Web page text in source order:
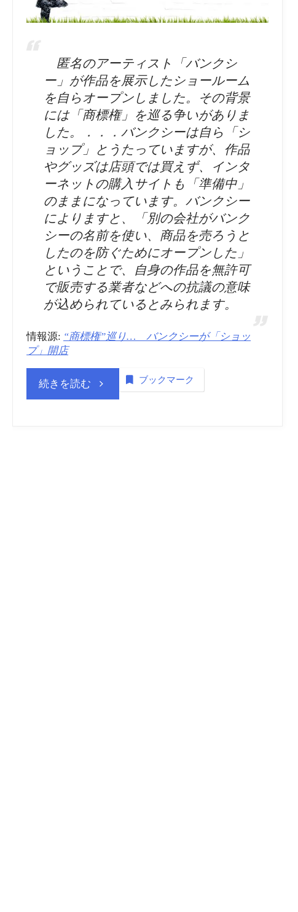
匿名のアーティスト「バンクシ
ー」が作品を展示したショールーム
を自らオープンしました。その背景
には「商標権」を巡る争いがありま
した。．．．バンクシーは自ら「シ
ョップ」とうたっていますが、作品
やグッズは店頭では買えず、インタ
ーネットの購入サイトも「準備中」
のままになっています。バンクシー
によりますと、「別の会社がバンク
シーの名前を使い、商品を売ろうと
したのを防ぐためにオープンした」
ということで、自身の作品を無許可
で販売する業者などへの抗議の意味
が込められているとみられます。
情報源: “商標権”巡り… バンクシーが「ショッ
プ」開店
続きを読む “商 ブックマーク